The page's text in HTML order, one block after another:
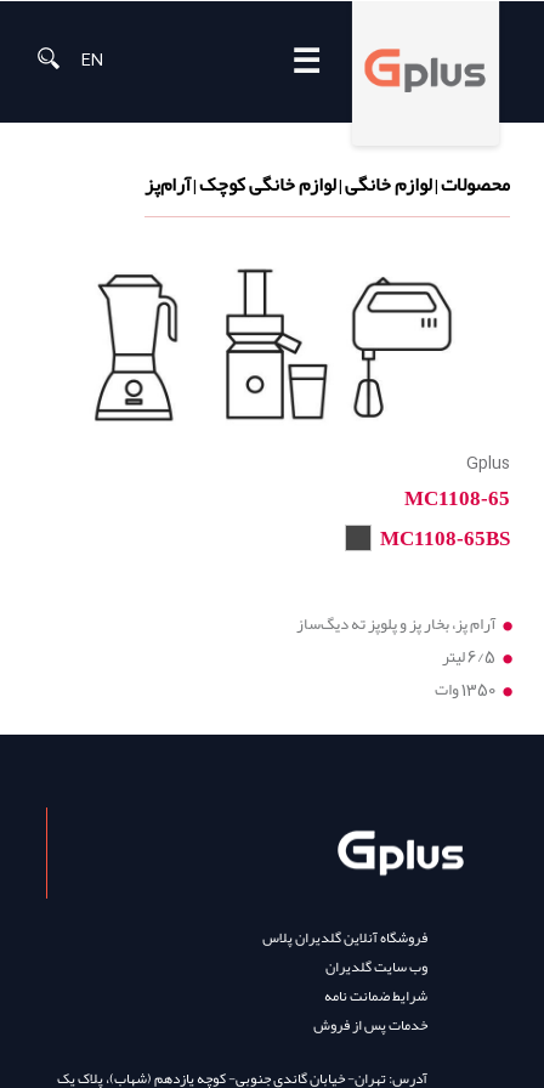
☰
EN
محصولات|لوازم خانگی|لوازم خانگی کوچک|آرام‌پز
Gplus
MC1108-65
MC1108-65BS
آرام پز، بخار پز و پلوپز ته دیگ‌ساز
6/5 لیتر
1350 وات
فروشگاه آنلاین گلدیران پلاس
وب سایت گلدیران
شرایط ضمانت نامه
خدمات پس از فروش
آدرس: تهران- خیابان گاندی جنوبی- کوچه یازدهم (شهاب)، پلاک یک